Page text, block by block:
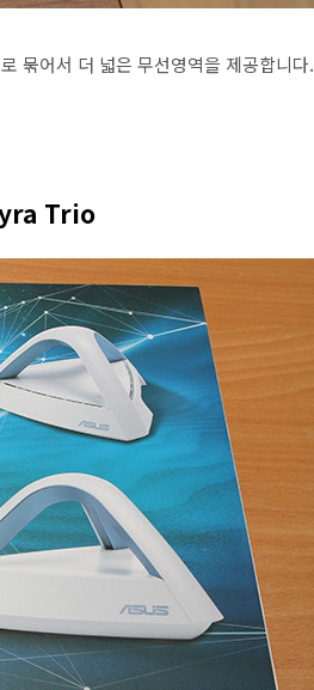
묶어서 더 넓은 무선영역을 제공합니다.
Trio